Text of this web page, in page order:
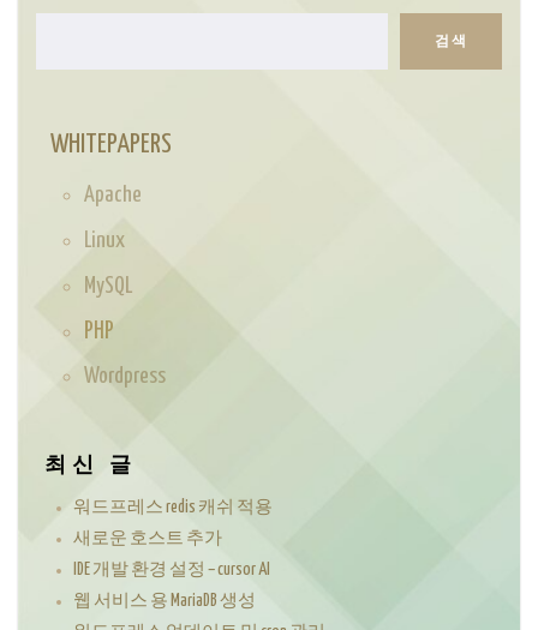
검색
WHITEPAPERS
Apache
Linux
MySQL
PHP
Wordpress
최신 글
워드프레스 redis 캐쉬 적용
새로운 호스트 추가
IDE 개발 환경 설정 – cursor AI
웹 서비스 용 MariaDB 생성